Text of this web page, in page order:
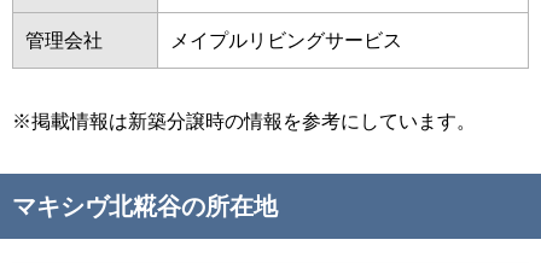
管理会社 メイプルリビングサービス
※掲載情報は新築分譲時の情報を参考にしています。
マキシヴ北糀谷の所在地